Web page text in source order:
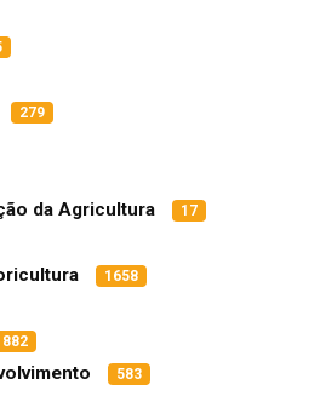
279
da Agricultura 17
1658
583